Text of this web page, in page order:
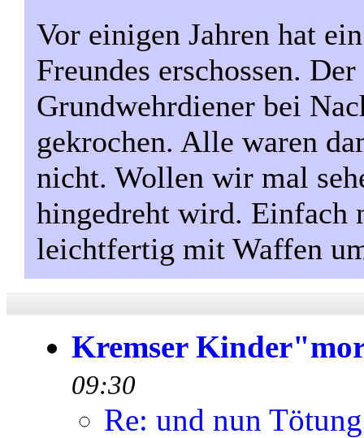
Vor einigen Jahren hat
Freundes erschossen.
Grundwehrdiener bei
gekrochen. Alle waren
nicht. Wollen wir mal
hingedreht wird. Einfach
leichtfertig mit Waffen
Kremser
09:30
Re: und nun